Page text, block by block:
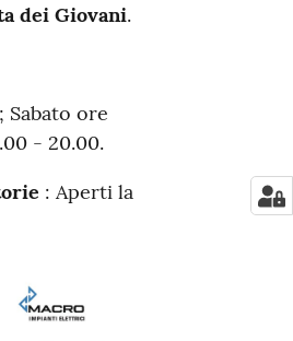
dei Giovani.
Sabato ore
- 20.00.
: Aperti la